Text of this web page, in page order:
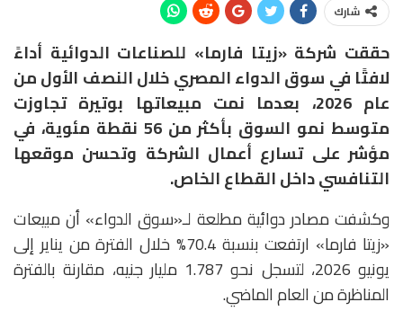
شارك
حققت شركة «زيتا فارما» للصناعات الدوائية أداءً
لافتًا في سوق الدواء المصري خلال النصف الأول من
عام 2026، بعدما نمت مبيعاتها بوتيرة تجاوزت
متوسط نمو السوق بأكثر من 56 نقطة مئوية، في
مؤشر على تسارع أعمال الشركة وتحسن موقعها
التنافسي داخل القطاع الخاص.
وكشفت مصادر دوائية مطلعة لـ«سوق الدواء» أن مبيعات
«زيتا فارما» ارتفعت بنسبة 70.4% خلال الفترة من يناير إلى
يونيو 2026، لتسجل نحو 1.787 مليار جنيه، مقارنة بالفترة
المناظرة من العام الماضي.